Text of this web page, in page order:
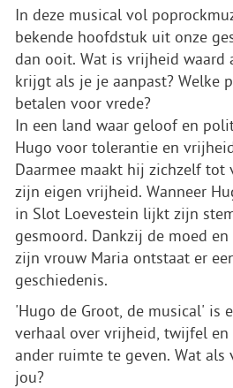
In deze musical vol
bekende hoofdstuk uit onze
dan ooit. Wat is vrijheid waard
krijgt als je je aanpast? Welke
betalen voor vrede?
In een land waar geloof en
Hugo voor tolerantie en
Daarmee maakt hij zichzelf
zijn eigen vrijheid. Wanneer
in Slot Loevestein lijkt zijn
gesmoord. Dankzij de moed
zijn vrouw Maria ontstaat er
geschiedenis.
'Hugo de Groot, de musical' is
verhaal over vrijheid, twijfel en
ander ruimte te geven. Wat
jou?